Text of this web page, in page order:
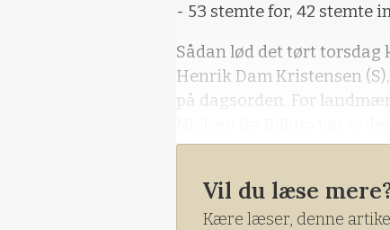
- 53 stemte for, 42 stemte
Sådan lød det tørt torsdag
Henrik Dam Kristensen
på dagsorden. For
Vil du læse
Kære læser, denne